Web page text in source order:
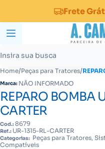
Frete
Home/Peças para Tratores/
Marca: NÃO INFORMADO
REPARO BOMBA
CARTER
Cod.:8679
Ref.: UR-1315-RL-CARTER
Categorias: Peças para Tratores,
Compatíveis